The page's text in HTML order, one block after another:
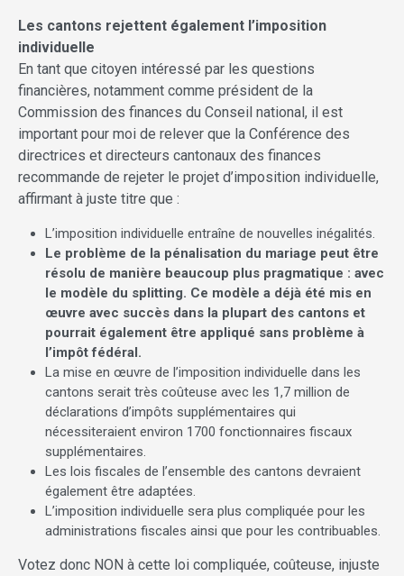
Les cantons rejettent également l’imposition
individuelle
En tant que citoyen intéressé par les questions
financières, notamment comme président de la
Commission des finances du Conseil national, il est
important pour moi de relever que la Conférence des
directrices et directeurs cantonaux des finances
recommande de rejeter le projet d’imposition individuelle,
affirmant à juste titre que :
L’imposition individuelle entraîne de nouvelles inégalités.
Le problème de la pénalisation du mariage peut être
résolu de manière beaucoup plus pragmatique : avec
le modèle du splitting. Ce modèle a déjà été mis en
œuvre avec succès dans la plupart des cantons et
pourrait également être appliqué sans problème à
l’impôt fédéral.
La mise en œuvre de l’imposition individuelle dans les
cantons serait très coûteuse avec les 1,7 million de
déclarations d’impôts supplémentaires qui
nécessiteraient environ 1700 fonctionnaires fiscaux
supplémentaires.
Les lois fiscales de l’ensemble des cantons devraient
également être adaptées.
L’imposition individuelle sera plus compliquée pour les
administrations fiscales ainsi que pour les contribuables.
Votez donc NON à cette loi compliquée, coûteuse, injuste